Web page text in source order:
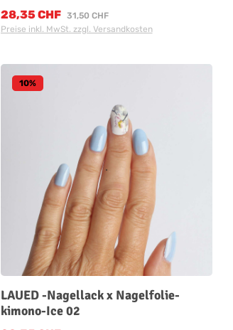
Verkaufspreis:
28,35 CHF Regulärer Preis:
31,50 CHF
Preise inkl. MwSt. zzgl. Versandkosten
10%
LAUED -Nagellack x Nagelfolie-
kimono-Ice 02